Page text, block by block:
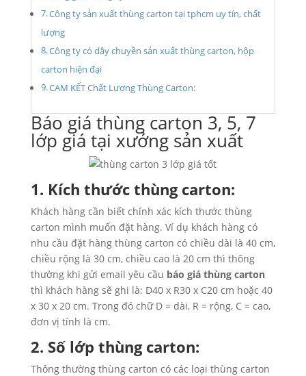
Công ty sản xuất thùng carton tại tphcm uy tín, chất
lượng
Công ty có dây chuyền sản xuất thùng carton, hộp
carton hiện đại
CAM KẾT Chất Lượng Thùng Carton:
Báo giá thùng carton 3, 5, 7
lớp giá tại xưởng sản xuất
1. Kích thước thùng carton:
Khách hàng cần biết chính xác kích thước thùng
carton mình muốn đặt hàng. Ví dụ khách hàng có
nhu cầu đặt hàng thùng carton có chiều dài là 40 cm,
chiều rộng là 30 cm, chiều cao là 20 cm thì thông
thường khi gửi email yêu cầu báo giá thùng carton
thì khách hàng sẽ ghi là: D40 x R30 x C20 cm hoặc 40
x 30 x 20 cm. Trong đó chữ D = dài, R = rộng, C = cao,
đơn vị tính là cm.
2. Số lớp thùng carton:
Thông thường thùng carton có các loại thùng carton